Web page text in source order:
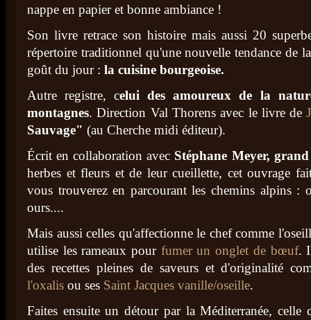
nappe en papier et bonne ambiance !
Son livre retrace son histoire mais aussi 20
répertoire traditionnel qu'une nouvelle tendance de
goût du jour : la cuisine bourgeoise.
Autre registre, celui des amoureux de la
montagnes. Direction Val Thorens avec le livre de
Sauvage" (au Cherche midi éditeur).
Écrit en collaboration avec Stéphane Meyer,
herbes et fleurs et de leur cueillette, cet ouvrage
vous trouverez en parcourant les chemins alpins :
ours....
Mais aussi celles qu'affectionne le chef comme
utilise les rameaux pour fumer un onglet de bœuf.
des recettes pleines de saveurs et d'originalité
l'oxalis ou ses Saint Jacques vanille/oseille.
Faites ensuite un détour par la Méditerranée, celle